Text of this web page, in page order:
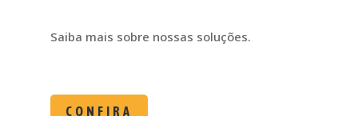
Saiba mais sobre nossas soluções.
CONFIRA